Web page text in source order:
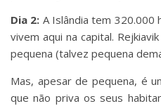
Dia 2: A Islândia tem 320.000
vivem aqui na capital.
pequena (talvez pequena
Mas, apesar de pequena, é
que não priva os seus